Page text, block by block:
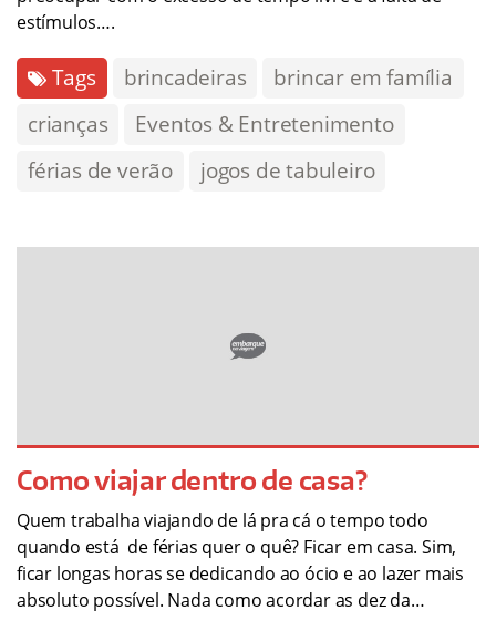
estímulos….
Tags brincadeiras
brincar em família
crianças
Eventos & Entretenimento
férias de verão
jogos de tabuleiro
Como viajar dentro de casa?
Quem trabalha viajando de lá pra cá o tempo todo
quando está de férias quer o quê? Ficar em casa. Sim,
ficar longas horas se dedicando ao ócio e ao lazer mais
absoluto possível. Nada como acordar as dez da…